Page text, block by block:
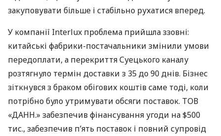
закуповувати більше і стабільно рухатися вперед.
У компанії Interlux проблема прийшла ззовні:
китайські фабрики-постачальники змінили умови
передоплати, а перекриття Суецького каналу
розтягнуло термін доставки з 35 до 90 днів. Бізнес
зіткнувся з браком обігових коштів саме тоді, коли
потрібно було утримувати обсяги поставок. ТОВ
«ДАНН.» забезпечив фінансування угоди на $500
тис., забезпечив п’ять поставок і повний супровід